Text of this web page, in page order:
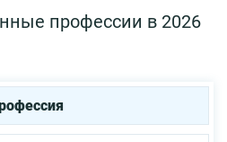
профессии в 2026